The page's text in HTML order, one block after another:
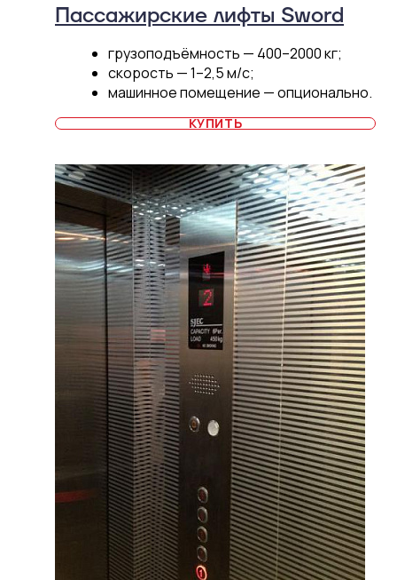
Пассажирские лифты Sword
грузоподъёмность — 400–2000 кг;
скорость — 1–2,5 м/с;
машинное помещение — опционально.
КУПИТЬ